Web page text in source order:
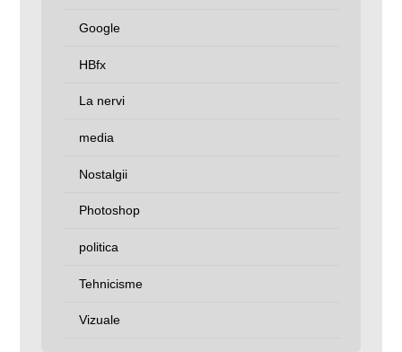
Google
HBfx
La nervi
media
Nostalgii
Photoshop
politica
Tehnicisme
Vizuale